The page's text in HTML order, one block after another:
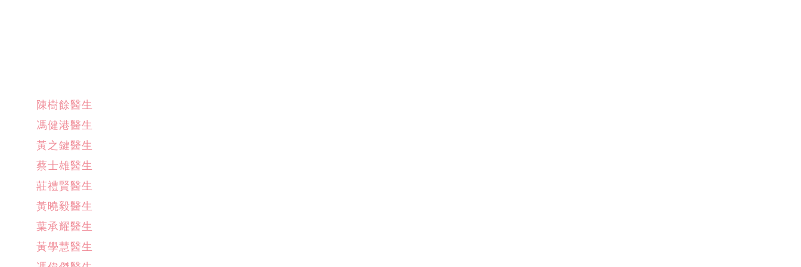
陳樹餘醫生
馮健港醫生
黃之鍵醫生
蔡士雄醫生
莊禮賢醫生
黃曉毅醫生
葉承耀醫生
黃學慧醫生